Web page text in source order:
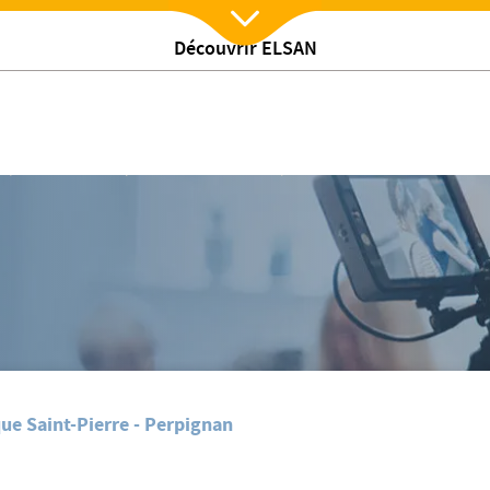
Découvrir ELSAN
Nx:Afficher menu
/Vaccination des patients de chimiothérapie
Saint-Pierre - Perpignan